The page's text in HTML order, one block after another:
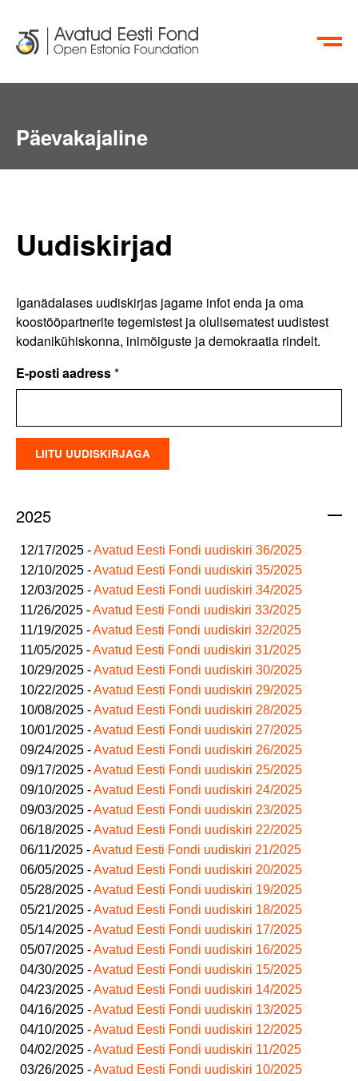
EN RU
Päevakajaline
Uudiskirjad
Iganädalases uudiskirjas jagame infot enda ja oma
koostööpartnerite tegemistest ja olulisematest uudistest
kodanikühiskonna, inimõiguste ja demokraatia rindelt.
E-posti aadress*
2025
12/17/2025 -Avatud Eesti Fondi uudiskiri 36/2025
12/10/2025 -Avatud Eesti Fondi uudiskiri 35/2025
12/03/2025 -Avatud Eesti Fondi uudiskiri 34/2025
11/26/2025 -Avatud Eesti Fondi uudiskiri 33/2025
11/19/2025 -Avatud Eesti Fondi uudiskiri 32/2025
11/05/2025 -Avatud Eesti Fondi uudiskiri 31/2025
10/29/2025 -Avatud Eesti Fondi uudiskiri 30/2025
10/22/2025 -Avatud Eesti Fondi uudiskiri 29/2025
10/08/2025 -Avatud Eesti Fondi uudiskiri 28/2025
10/01/2025 -Avatud Eesti Fondi uudiskiri 27/2025
09/24/2025 -Avatud Eesti Fondi uudiskiri 26/2025
09/17/2025 -Avatud Eesti Fondi uudiskiri 25/2025
09/10/2025 -Avatud Eesti Fondi uudiskiri 24/2025
09/03/2025 -Avatud Eesti Fondi uudiskiri 23/2025
06/18/2025 -Avatud Eesti Fondi uudiskiri 22/2025
06/11/2025 -Avatud Eesti Fondi uudiskiri 21/2025
06/05/2025 -Avatud Eesti Fondi uudiskiri 20/2025
05/28/2025 -Avatud Eesti Fondi uudiskiri 19/2025
05/21/2025 -Avatud Eesti Fondi uudiskiri 18/2025
05/14/2025 -Avatud Eesti Fondi uudiskiri 17/2025
05/07/2025 -Avatud Eesti Fondi uudiskiri 16/2025
04/30/2025 -Avatud Eesti Fondi uudiskiri 15/2025
04/23/2025 -Avatud Eesti Fondi uudiskiri 14/2025
04/16/2025 -Avatud Eesti Fondi uudiskiri 13/2025
04/10/2025 -Avatud Eesti Fondi uudiskiri 12/2025
04/02/2025 -Avatud Eesti Fondi uudiskiri 11/2025
03/26/2025 -Avatud Eesti Fondi uudiskiri 10/2025